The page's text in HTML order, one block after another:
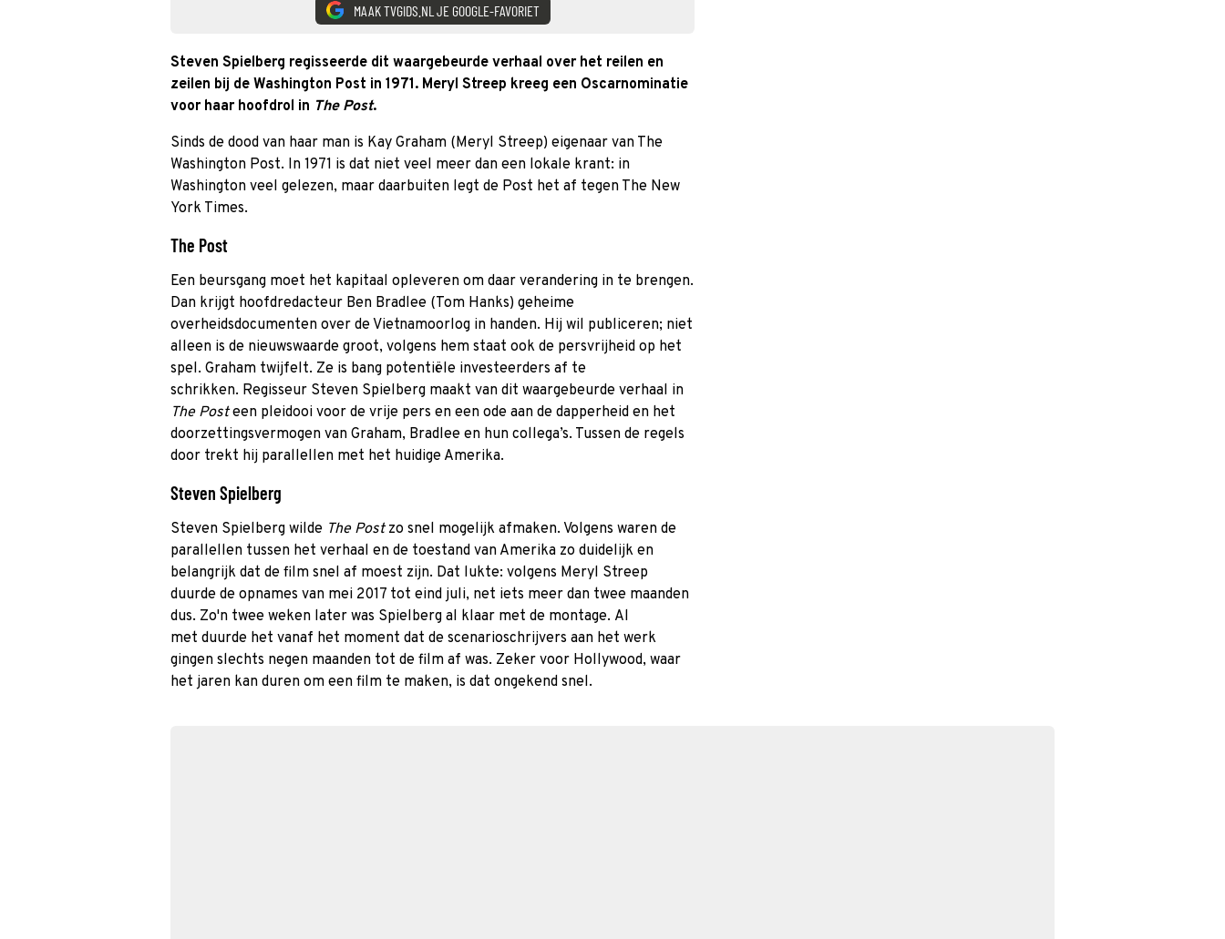
MAAK TVGIDS.NL JE GOOGLE-FAVORIET
Steven Spielberg regisseerde dit waargebeurde verhaal over het reilen en
zeilen bij de Washington Post in 1971. Meryl Streep kreeg een Oscarnominatie
voor haar hoofdrol in The Post.
Sinds de dood van haar man is Kay Graham (Meryl Streep) eigenaar van The
Washington Post. In 1971 is dat niet veel meer dan een lokale krant: in
Washington veel gelezen, maar daarbuiten legt de Post het af tegen The New
York Times.
The Post
Een beursgang moet het kapitaal opleveren om daar verandering in te brengen.
Dan krijgt hoofdredacteur Ben Bradlee (Tom Hanks) geheime
overheidsdocumenten over de Vietnamoorlog in handen. Hij wil publiceren; niet
alleen is de nieuwswaarde groot, volgens hem staat ook de persvrijheid op het
spel. Graham twijfelt. Ze is bang potentiële investeerders af te
schrikken. Regisseur Steven Spielberg maakt van dit waargebeurde verhaal in
The Posteen pleidooi voor de vrije pers en een ode aan de dapperheid en het
doorzettingsvermogen van Graham, Bradlee en hun collega’s. Tussen de regels
door trekt hij parallellen met het huidige Amerika.
Steven Spielberg
Steven Spielberg wilde The Postzo snel mogelijk afmaken. Volgens waren de
parallellen tussen het verhaal en de toestand van Amerika zo duidelijk en
belangrijk dat de film snel af moest zijn. Dat lukte: volgens Meryl Streep
duurde de opnames van mei 2017 tot eind juli, net iets meer dan twee maanden
dus. Zo'n twee weken later was Spielberg al klaar met de montage. Al
met duurde het vanaf het moment dat de scenarioschrijvers aan het werk
gingen slechts negen maanden tot de film af was. Zeker voor Hollywood, waar
het jaren kan duren om een film te maken, is dat ongekend snel.